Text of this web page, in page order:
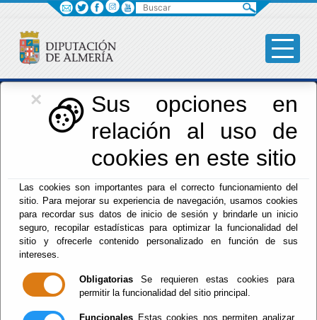
×
Sus opciones en
relación al uso de
cookies en este sitio
Las cookies son importantes para el correcto funcionamiento del
sitio. Para mejorar su experiencia de navegación, usamos cookies
para recordar sus datos de inicio de sesión y brindarle un inicio
seguro, recopilar estadísticas para optimizar la funcionalidad del
sitio y ofrecerle contenido personalizado en función de sus
intereses.
Obligatorias Se requieren estas cookies para
permitir la funcionalidad del sitio principal.
Funcionales Estas cookies nos permiten analizar
Iniciativas Europeas
Europedirectalmeria
Inicio - Iniciativas Europeas - Unidad de Iniciativas
Europeas
Unidad de
Buscar